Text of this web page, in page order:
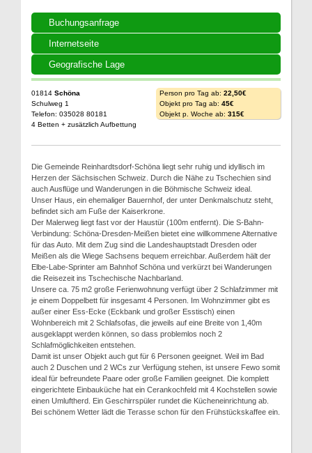
Buchungsanfrage
Internetseite
Geografische Lage
01814 Schöna
Schulweg 1
Telefon: 035028 80181
4 Betten + zusätzlich Aufbettung
Person pro Tag ab: 22,50€
Objekt pro Tag ab: 45€
Objekt p. Woche ab: 315€
Die Gemeinde Reinhardtsdorf-Schöna liegt sehr ruhig und idyllisch im
Herzen der Sächsischen Schweiz. Durch die Nähe zu Tschechien sind
auch Ausflüge und Wanderungen in die Böhmische Schweiz ideal.
Unser Haus, ein ehemaliger Bauernhof, der unter Denkmalschutz steht,
befindet sich am Fuße der Kaiserkrone.
Der Malerweg liegt fast vor der Haustür (100m entfernt). Die S-Bahn-
Verbindung: Schöna-Dresden-Meißen bietet eine willkommene Alternative
für das Auto. Mit dem Zug sind die Landeshauptstadt Dresden oder
Meißen als die Wiege Sachsens bequem erreichbar. Außerdem hält der
Elbe-Labe-Sprinter am Bahnhof Schöna und verkürzt bei Wanderungen
die Reisezeit ins Tschechische Nachbarland.
Unsere ca. 75 m2 große Ferienwohnung verfügt über 2 Schlafzimmer mit
je einem Doppelbett für insgesamt 4 Personen. Im Wohnzimmer gibt es
außer einer Ess-Ecke (Eckbank und großer Esstisch) einen
Wohnbereich mit 2 Schlafsofas, die jeweils auf eine Breite von 1,40m
ausgeklappt werden können, so dass problemlos noch 2
Schlafmöglichkeiten entstehen.
Damit ist unser Objekt auch gut für 6 Personen geeignet. Weil im Bad
auch 2 Duschen und 2 WCs zur Verfügung stehen, ist unsere Fewo somit
ideal für befreundete Paare oder große Familien geeignet. Die komplett
eingerichtete Einbauküche hat ein Cerankochfeld mit 4 Kochstellen sowie
einen Umluftherd. Ein Geschirrspüler rundet die Kücheneinrichtung ab.
Bei schönem Wetter lädt die Terasse schon für den Frühstückskaffee ein.